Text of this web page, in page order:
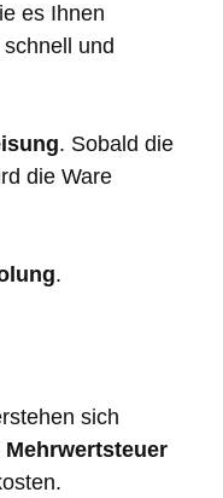
es Ihnen
und
. Sobald die
die Ware
.
sich